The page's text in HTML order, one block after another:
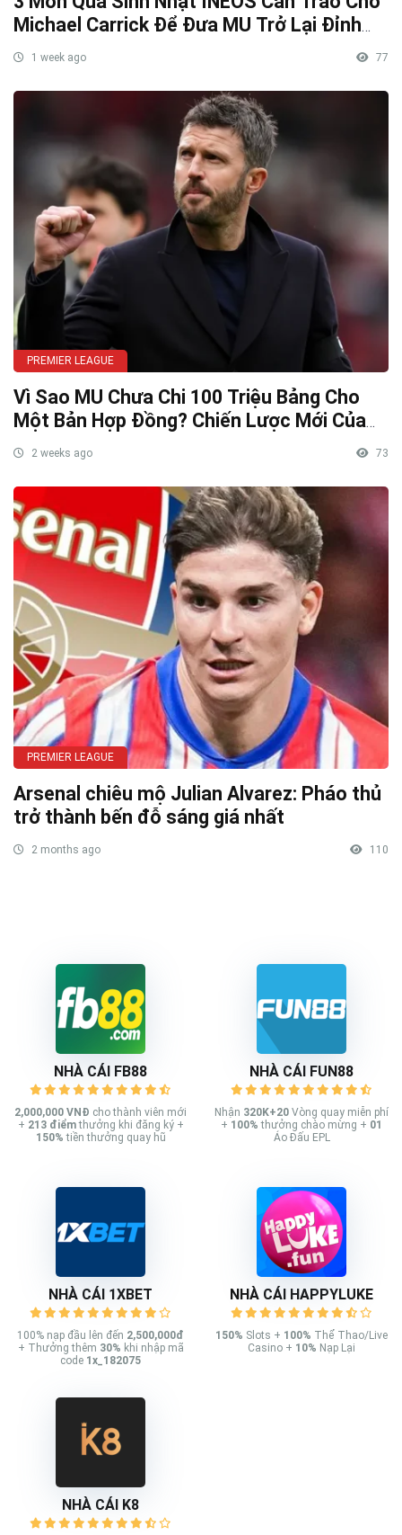
Michael Carrick Để Đưa MU Trở Lại Đỉnh
Cao1 week ago 77
PREMIER LEAGUE
Vì Sao MU Chưa Chi 100 Triệu Bảng Cho
Một Bản Hợp Đồng? Chiến Lược Mới Của
INEOS Được Hé Lộ
2 weeks ago 73
PREMIER LEAGUE
Arsenal chiêu mộ Julian Alvarez: Pháo thủ
trở thành bến đỗ sáng giá nhất
2 months ago 110
NHÀ CÁI FB88
2,000,000 VNĐ cho thành viên mới
+ 213 điểmthưởng khi đăng ký +
150% tiền thưởng quay hũ
NHÀ CÁI FUN88
Nhận 320K+20 Vòng quay miễn phí
+ 100% thưởng chào mừng + 01
Áo Đấu EPL
NHÀ CÁI 1XBET
100% nạp đầu lên đến 2,500,000đ
+ Thưởng thêm 30% khi nhập mã
code 1x_182075
NHÀ CÁI HAPPYLUKE
150% Slots + 100% Thể Thao/Live
Casino + 10% Nạp Lại
NHÀ CÁI K8